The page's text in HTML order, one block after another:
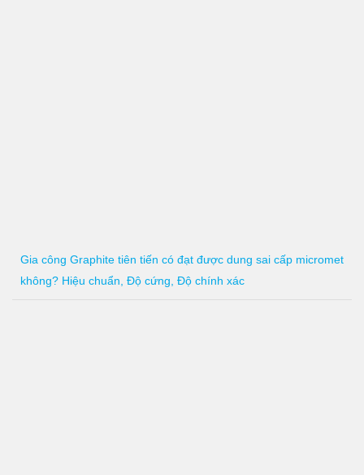
Gia công Graphite tiên tiến có đạt được dung sai cấp micromet
không? Hiệu chuẩn, Độ cứng, Độ chính xác